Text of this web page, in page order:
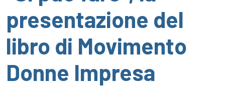
presentazione del
libro di Movimento
Donne Impresa